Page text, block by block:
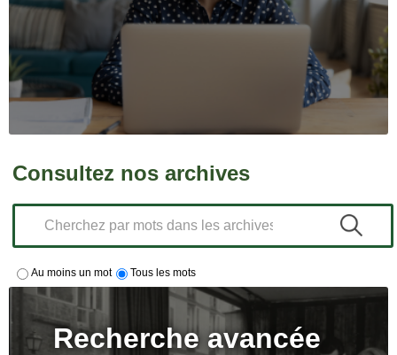
Consultez nos archives
Au moins un mot Tous les mots
Recherche avancée